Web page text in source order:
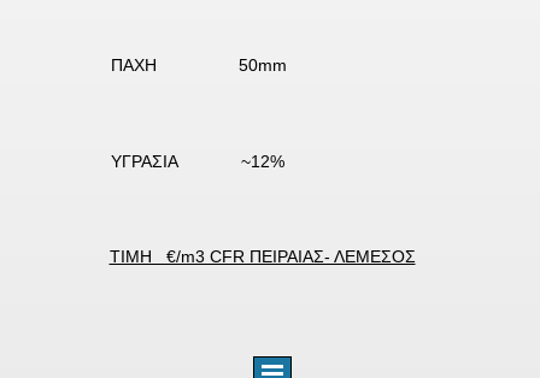
ΠΑΧΗ 50mm
ΥΓΡΑΣΙΑ ~12%
ΤΙΜΗ €/m3 CFR ΠΕΙΡΑΙΑΣ- ΛΕΜΕΣΟΣ